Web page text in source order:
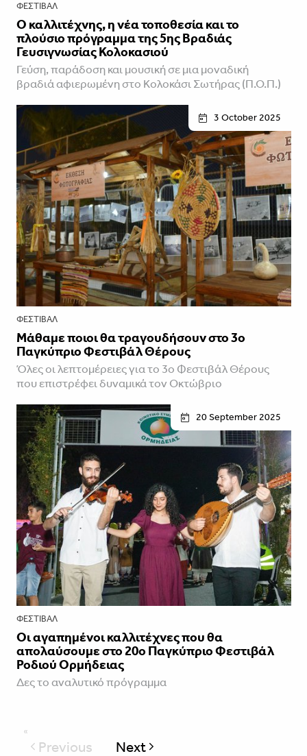
ΦΕΣΤΙΒΑΛ
Ο καλλιτέχνης, η νέα τοποθεσία και το
πλούσιο πρόγραμμα της 5ης Βραδιάς
Γευσιγνωσίας Κολοκασιού
Γεύση, παράδοση και μουσική σε μια μοναδική
βραδιά αφιερωμένη στο Κολοκάσι Σωτήρας (Π.Ο.Π.)
3 October 2025
ΦΕΣΤΙΒΑΛ
Μάθαμε ποιοι θα τραγουδήσουν στο 3ο
Παγκύπριο Φεστιβάλ Θέρους
Όλες οι λεπτομέρειες για το 3ο Φεστιβάλ Θέρους
που επιστρέφει δυναμικά τον Οκτώβριο
20 September 2025
ΦΕΣΤΙΒΑΛ
Οι αγαπημένοι καλλιτέχνες που θα
απολαύσουμε στο 20ο Παγκύπριο Φεστιβάλ
Ροδιού Ορμήδειας
Δες το αναλυτικό πρόγραμμα
Previous Nextpage